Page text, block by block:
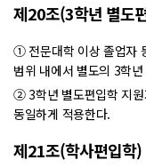
제20조(3학년 별도
① 전문대학 이상 졸업자
범위 내에서 별도의 3학
② 3학년 별도편입학 지원
동일하게 적용한다.
제21조(학사편입학)